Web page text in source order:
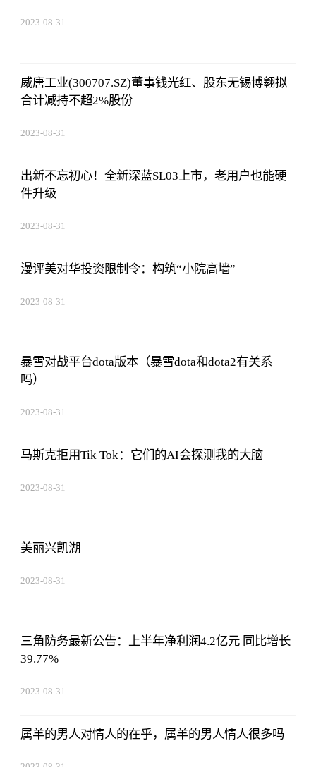
2023-08-31
威唐工业(300707.SZ)董事钱光红、股东无锡博翱拟
合计减持不超2%股份
2023-08-31
出新不忘初心！全新深蓝SL03上市，老用户也能硬
件升级
2023-08-31
漫评美对华投资限制令：构筑“小院高墙”
2023-08-31
暴雪对战平台dota版本（暴雪dota和dota2有关系
吗）
2023-08-31
马斯克拒用Tik Tok：它们的AI会探测我的大脑
2023-08-31
美丽兴凯湖
2023-08-31
三角防务最新公告：上半年净利润4.2亿元 同比增长
39.77%
2023-08-31
属羊的男人对情人的在乎，属羊的男人情人很多吗